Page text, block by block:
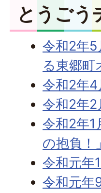
とうごう
令和2年
る東郷町
令和2年
令和2年2
令和2年1
の抱負！」
令和元年
令和元年